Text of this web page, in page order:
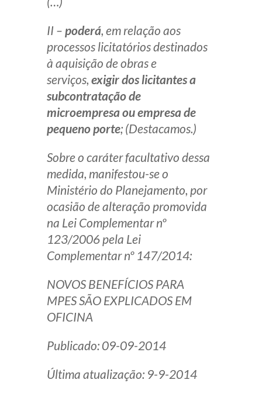
II – poderá, em relação aos
processos licitatórios destinados
à aquisição de obras e
serviços, exigir dos licitantes a
subcontratação de
microempresa ou empresa de
pequeno porte; (Destacamos.)
Sobre o caráter facultativo dessa
medida, manifestou-se o
Ministério do Planejamento, por
ocasião de alteração promovida
na Lei Complementar nº
123/2006 pela Lei
Complementar nº 147/2014:
NOVOS BENEFÍCIOS PARA
MPES SÃO EXPLICADOS EM
OFICINA
Publicado: 09-09-2014
Última atualização: 9-9-2014